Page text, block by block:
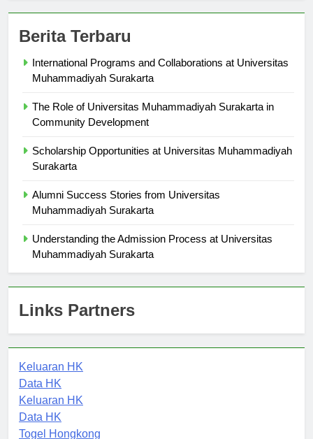
Berita Terbaru
International Programs and Collaborations at Universitas
The Role of Universitas Muhammadiyah Surakarta in
Scholarship Opportunities at Universitas Muhammadiyah
Alumni Success Stories from Universitas
Understanding the Admission Process at Universitas
Links Partners
Keluaran HK
Data HK
Keluaran HK
Data HK